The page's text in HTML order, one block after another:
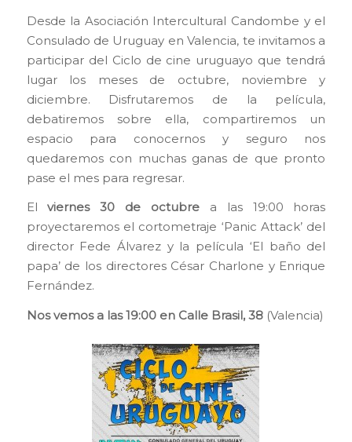
Desde la Asociación Intercultural Candombe y el
Consulado de Uruguay en Valencia, te invitamos a
participar del Ciclo de cine uruguayo que tendrá
lugar los meses de octubre, noviembre y
diciembre. Disfrutaremos de la película,
debatiremos sobre ella, compartiremos un
espacio para conocernos y seguro nos
quedaremos con muchas ganas de que pronto
pase el mes para regresar.
Elviernes 30 de octubre a las 19:00 horas
proyectaremos el cortometraje ‘Panic Attack’ del
director Fede Álvarez y la película ‘El baño del
papa’ de los directores César Charlone y Enrique
Fernández.
Nos vemos a las 19:00 en Calle Brasil, 38(Valencia)